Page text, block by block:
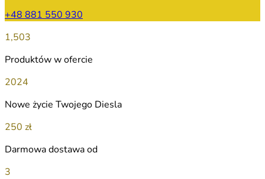
+48 881 550 930
1,503
Produktów w ofercie
2024
Nowe życie Twojego Diesla
250 zł
Darmowa dostawa od
3